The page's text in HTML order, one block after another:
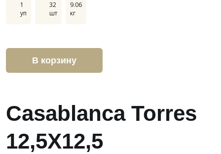
Casablanca Torres
12,5X12,5
1
уп
32
шт
9.06
кг
В корзину